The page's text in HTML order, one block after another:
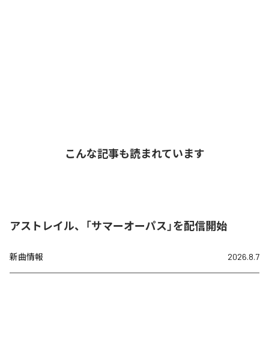
こんな記事も読まれています
アストレイル、「サマーオーパス」を配信開始
新曲情報 2026.8.7